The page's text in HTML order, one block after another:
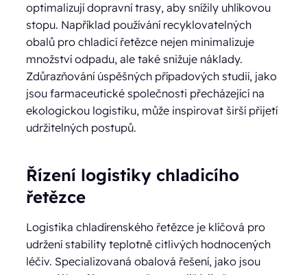
optimalizují dopravní trasy, aby snížily uhlíkovou
stopu. Například používání recyklovatelných
obalů pro chladicí řetězce nejen minimalizuje
množství odpadu, ale také snižuje náklady.
Zdůrazňování úspěšných případových studií, jako
jsou farmaceutické společnosti přecházející na
ekologickou logistiku, může inspirovat širší přijetí
udržitelných postupů.
Řízení logistiky chladicího
řetězce
Logistika chladírenského řetězce je klíčová pro
udržení stability teplotně citlivých hodnocených
léčiv. Specializovaná obalová řešení, jako jsou